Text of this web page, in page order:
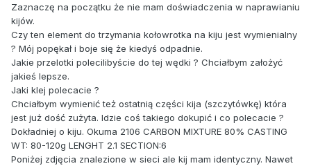
Zaznaczę na początku że nie mam doświadczenia w naprawianiu
kijów.
Czy ten element do trzymania kołowrotka na kiju jest wymienialny
? Mój popękał i boje się że kiedyś odpadnie.
Jakie przelotki polecilibyście do tej wędki ? Chciałbym założyć
jakieś lepsze.
Jaki klej polecacie ?
Chciałbym wymienić też ostatnią części kija (szczytówkę) która
jest już dość zużyta. Idzie coś takiego dokupić i co polecacie ?
Dokładniej o kiju. Okuma 2106 CARBON MIXTURE 80% CASTING
WT: 80-120g LENGHT 2.1 SECTION:6
Poniżej zdjęcia znalezione w sieci ale kij mam identyczny. Nawet